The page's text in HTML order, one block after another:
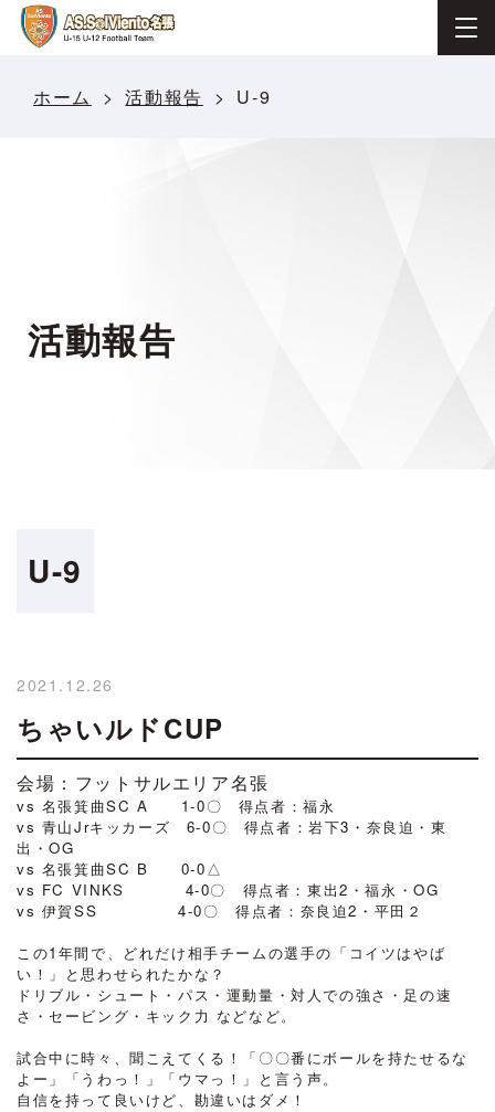
ホーム 活動報告 U-9
活動報告
U-9
2021.12.26
ちゃいルドCUP
会場：フットサルエリア名張
vs 名張箕曲SC A 1-0〇 得点者：福永
vs 青山Jrキッカーズ 6-0〇 得点者：岩下3・奈良迫・東
出・OG
vs 名張箕曲SC B 0-0△
vs FC VINKS 4-0〇 得点者：東出2・福永・OG
vs 伊賀SS 4-0〇 得点者：奈良迫2・平田２
この1年間で、どれだけ相手チームの選手の「コイツはやば
い！」と思わせられたかな？
ドリブル・シュート・パス・運動量・対人での強さ・足の速
さ・セービング・キック力 などなど。
試合中に時々、聞こえてくる！「〇〇番にボールを持たせるな
よー」「うわっ！」「ウマっ！」と言う声。
自信を持って良いけど、勘違いはダメ！